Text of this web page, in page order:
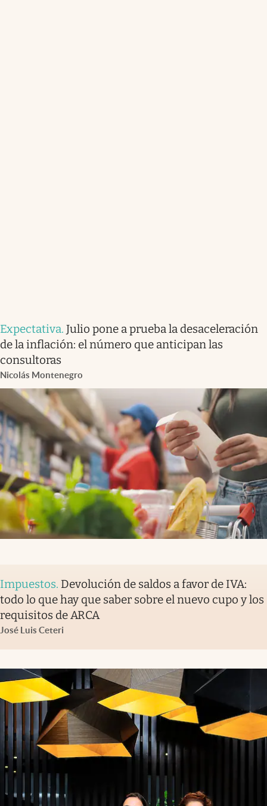
Expectativa. Julio pone a prueba la desaceleración
de la inflación: el número que anticipan las
consultoras
Nicolás Montenegro
Impuestos. Devolución de saldos a favor de IVA:
todo lo que hay que saber sobre el nuevo cupo y los
requisitos de ARCA
José Luis Ceteri